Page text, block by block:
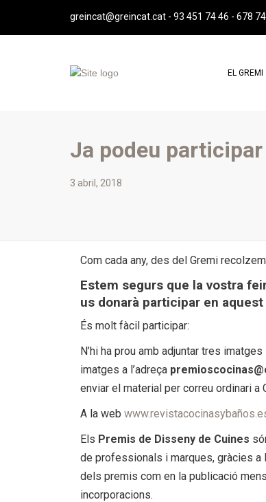
greincat@greincat.cat - 93 451 74 46 - 678
EL GREMI
SALUTACIÓ DE LA
CONTACTE
Ja podeu
3 abril, 2018
Com cada any, des del Gremi
Estem segurs que la vostra
us donarà participar en
És molt fàcil participar:
N’hi ha prou amb adjuntar tres
imatges a l’adreça
enviar el material per correu ordinari a
A la web
Els Premis de Disseny de Cuines
de professionals i marques, gràcies a
dels premis com en la publicació
incorporacions.